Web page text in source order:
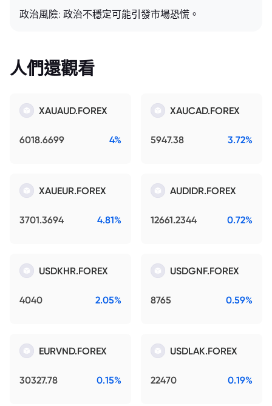
政治風險: 政治不穩定可能引發市場恐慌。
人們還觀看
XAUAUD.FOREX
6018.6699 4%
XAUCAD.FOREX
5947.38 3.72%
XAUEUR.FOREX
3701.3694 4.81%
AUDIDR.FOREX
12661.2344 0.72%
USDKHR.FOREX
4040 2.05%
USDGNF.FOREX
8765 0.59%
EURVND.FOREX
30327.78 0.15%
USDLAK.FOREX
22470 0.19%